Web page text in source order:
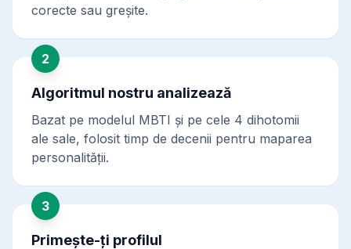
corecte sau greșite.
2
Algoritmul nostru analizează
Bazat pe modelul MBTI și pe cele 4 dihotomii
ale sale, folosit timp de decenii pentru maparea
personalității.
3
Primește-ți profilul